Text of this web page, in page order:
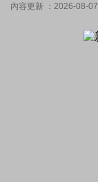
內容更新 ：2026-08-07